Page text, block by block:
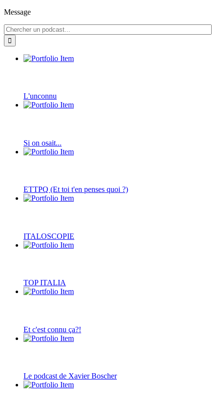
Message
L'unconnu
Si on osait...
ETTPQ (Et toi t'en penses quoi ?)
ITALOSCOPIE
TOP ITALIA
Et c'est connu ça?!
Le podcast de Xavier Boscher